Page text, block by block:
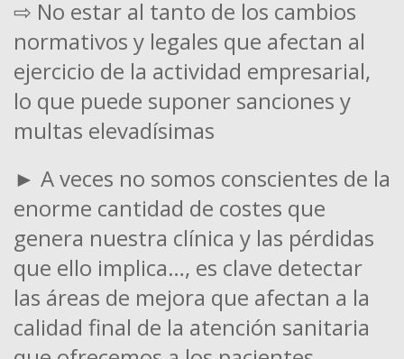
⇨ No estar al tanto de los cambios
normativos y legales que afectan al
ejercicio de la actividad empresarial,
lo que puede suponer sanciones y
multas elevadísimas
► A veces no somos conscientes de la
enorme cantidad de costes que
genera nuestra clínica y las pérdidas
que ello implica…, es clave detectar
las áreas de mejora que afectan a la
calidad final de la atención sanitaria